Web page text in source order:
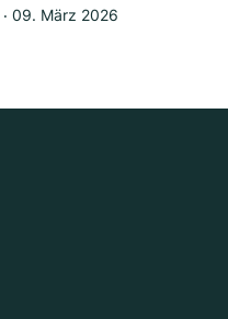
‧ 09. März 2026